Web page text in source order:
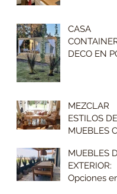
CASA
DECO EN
MEZCLAR
ESTILOS DE
MUEBLES
MUEBLES
EXTERIOR:
Opciones